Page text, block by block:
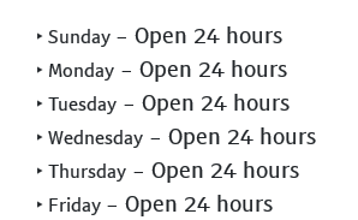
‣ Sunday - Open 24 hours
‣ Monday - Open 24 hours
‣ Tuesday - Open 24 hours
‣ Wednesday - Open 24 hours
‣ Thursday - Open 24 hours
‣ Friday - Open 24 hours